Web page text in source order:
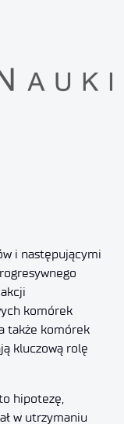
i następującymi
komórek
także komórek
kluczową rolę
hipotezę,
w utrzymaniu